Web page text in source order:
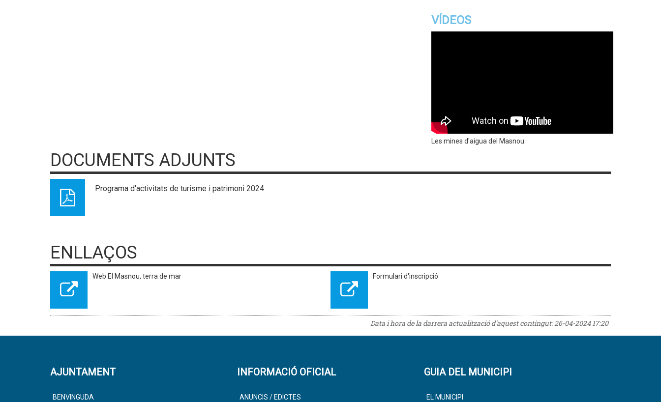
VÍDEOS
Les mines d'aigua del Masnou
DOCUMENTS ADJUNTS
Programa d'activitats de turisme i patrimoni 2024
ENLLAÇOS
Web El Masnou, terra de mar Formulari d'inscripció
Data i hora de la darrera actualització d'aquest contingut:26-04-2024 17:20
AJUNTAMENT
BENVINGUDA
INFORMACIÓ OFICIAL
ANUNCIS / EDICTES
GUIA DEL MUNICIPI
EL MUNICIPI